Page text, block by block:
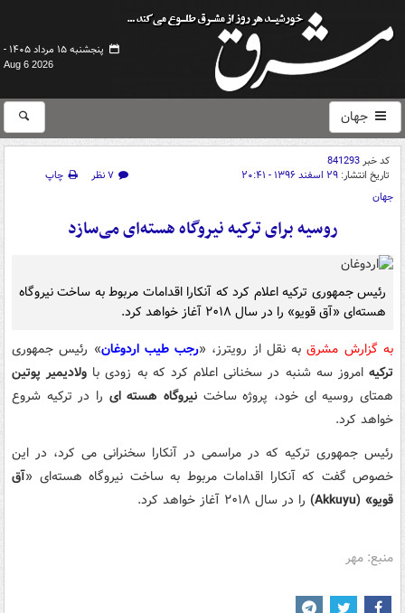
پنجشنبه ۱۵ مرداد ۱۴۰۵ -
Aug 6 2026
جهان
کد خبر841293
تاریخ انتشار: ۲۹ اسفند ۱۳۹۶ - ۲۰:۴۱ ۷ نظر
چاپ
جهان
روسیه برای ترکیه نیروگاه هسته‌ای می‌سازد
رئیس‎ جمهوری ترکیه اعلام کرد که آنکارا اقدامات مربوط به ساخت نیروگاه
هسته‌‏ای «آق قویو» را در سال ۲۰۱۸ آغاز خواهد کرد.
به گزارش مشرقبه نقل از رویترز، «رجب طیب اردوغان» رئیس جمهوری
ترکیهامروز سه شنبه در سخنانی اعلام کرد که به زودی با ولادیمیر پوتین
همتای روسیه ای خود، پروژه ساخت نیروگاه هسته ای را در ترکیه شروع
خواهد کرد.
رئیس ‎جمهوری ترکیه که در مراسمی در آنکارا سخنرانی می کرد، در این
خصوص گفت که آنکارا اقدامات مربوط به ساخت نیروگاه هسته‌‏ای «آق
قویو» (Akkuyu)
را در سال ۲۰۱۸ آغاز خواهد کرد.
منبع: مهر